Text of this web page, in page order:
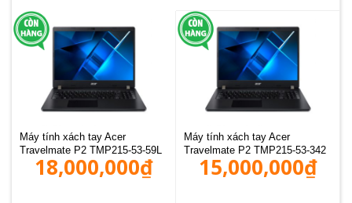
Máy tính xách tay Acer
Travelmate P2 TMP215-53-59L
18,000,000₫
Máy tính xách tay Acer
Travelmate P2 TMP215-53-342
15,000,000₫